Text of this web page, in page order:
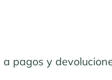
pagos y